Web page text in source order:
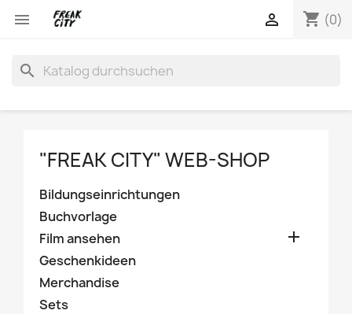
 shopping_cart (0)

search
"FREAK CITY" WEB-SHOP
Bildungseinrichtungen
Buchvorlage
Film ansehen

Geschenkideen
Merchandise
Sets